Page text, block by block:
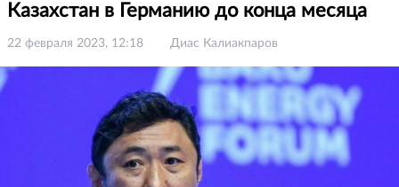
Казахстан в Германию до конца месяца
22 февраля 2023, 12:18 Диас Калиакпаров